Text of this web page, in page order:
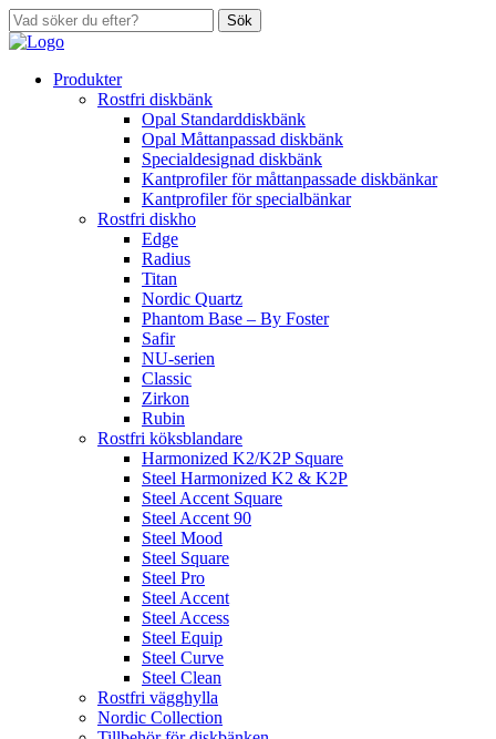
Sök
Produkter
Rostfri diskbänk
Opal Standarddiskbänk
Opal Måttanpassad diskbänk
Specialdesignad diskbänk
Kantprofiler för måttanpassade diskbänkar
Kantprofiler för specialbänkar
Rostfri diskho
Edge
Radius
Titan
Nordic Quartz
Phantom Base – By Foster
Safir
NU-serien
Classic
Zirkon
Rubin
Rostfri köksblandare
Harmonized K2/K2P Square
Steel Harmonized K2 & K2P
Steel Accent Square
Steel Accent 90
Steel Mood
Steel Square
Steel Pro
Steel Accent
Steel Access
Steel Equip
Steel Curve
Steel Clean
Rostfri vägghylla
Nordic Collection